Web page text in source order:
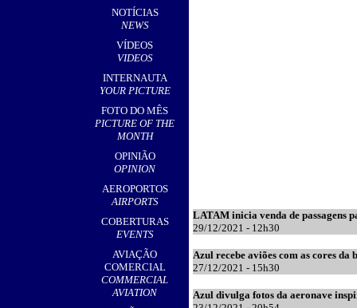
NOTÍCIAS
NEWS
VÍDEOS
VIDEOS
INTERNAUTA
YOUR PICTURE
FOTO DO MÊS
PICTURE OF THE
MONTH
OPINIÃO
OPINION
AEROPORTOS
AIRPORTS
,
COBERTURAS
EVENTS
AVIAÇÃO
COMERCIAL
COMMERCIAL
AVIATION
LATAM inicia venda de passagens
29/12/2021 - 12h30
Azul recebe aviões com as cores
27/12/2021 - 15h30
Azul divulga fotos da aeronave